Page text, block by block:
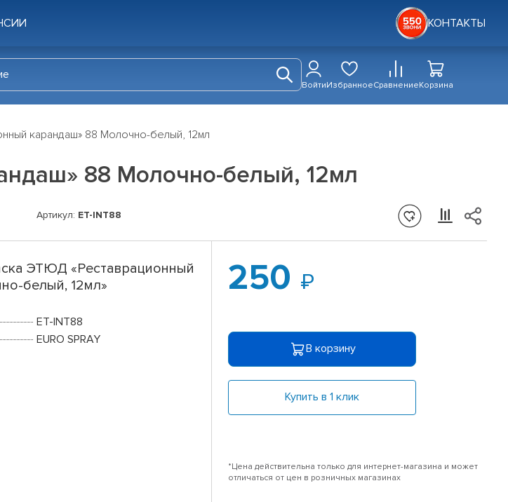
КОНТАКТЫ
ВойтиИзбранноеСравнениеКорзина
карандаш» 88 Молочно-белый, 12мл
88 Молочно-белый, 12мл
Артикул: ET-INT88
ЭТЮД «Реставрационный
белый, 12мл»
ET-INT88
EURO SPRAY
250
В корзину
Купить в 1 клик
*Цена действительна только для интернет-магазина и может
отличаться от цен в розничных магазинах